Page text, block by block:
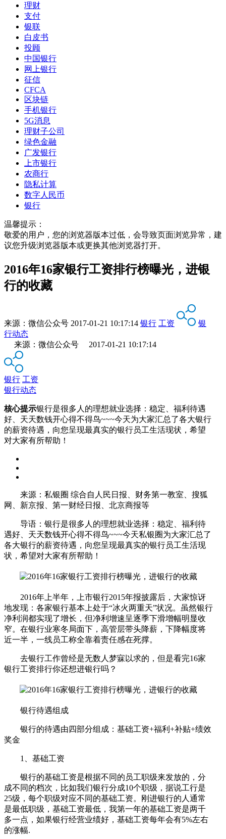
理财
支付
银联
白皮书
投顾
中国银行
网上银行
征信
CFCA
区块链
手机银行
5G消息
理财子公司
绿色金融
广发银行
上市银行
农商行
隐私计算
数字人民币
银行
温馨提示：
敬爱的用户，您的浏览器版本过低，会导致页面浏览异常，建
议您升级浏览器版本或更换其他浏览器打开。
2016年16家银行工资排行榜曝光，进银
行的收藏
来源： 微信公众号 2017-01-21 10:17:14 银行 工资
银
行动态
来源：微信公众号 2017-01-21 10:17:14
银行 工资
银行动态
核心提示银行是很多人的理想就业选择：稳定、福利待遇
好、天天数钱开心得不得鸟~~~今天为大家汇总了各大银行
的薪资待遇，向您呈现最真实的银行员工生活现状，希望
对大家有所帮助！
来源：私银圈 综合自人民日报、财务第一教室、搜狐
网、新京报、第一财经日报、北京商报等
导语：银行是很多人的理想就业选择：稳定、福利待
遇好、天天数钱开心得不得鸟~~~今天私银圈为大家汇总了
各大银行的薪资待遇，向您呈现最真实的银行员工生活现
状，希望对大家有所帮助！
2016年上半年，上市银行2015年报披露后，大家惊讶
地发现：各家银行基本上处于“冰火两重天”状况。虽然银行
净利润都实现了增长，但净利增速呈逐季下滑增幅明显收
窄。在银行业寒冬局面下，高管层带头降薪，下降幅度将
近一半，一线员工称全靠着责任感在死撑。
去银行工作曾经是无数人梦寐以求的，但是看完16家
银行工资排行你还想进银行吗？
银行待遇组成
银行的待遇由四部分组成：基础工资+福利+补贴+绩效
奖金
1、基础工资
银行的基础工资是根据不同的员工职级来发放的，分
成不同的档次，比如我们银行分成10个职级，据说工行是
25级，每个职级对应不同的基础工资。刚进银行的人通常
是最低职级，基础工资最低，我第一年的基础工资是两千
多一点，如果银行经营业绩好，基础工资每年会有5%左右
的涨幅.